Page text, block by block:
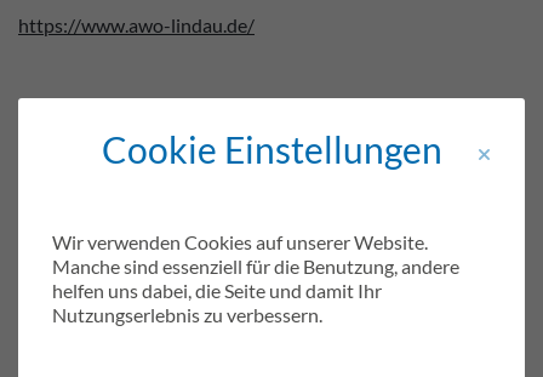
https://www.awo-lindau.de/
DIAKONIE LINDAU E. V.
Telefon: +49 (0) 8382 299-0
https://www.diakonie-lindau.de/
Cookie Einstellungen
Wir verwenden Cookies auf unserer Website.
Manche sind essenziell für die Benutzung, andere
helfen uns dabei, die Seite und damit Ihr
Nutzungserlebnis zu verbessern.